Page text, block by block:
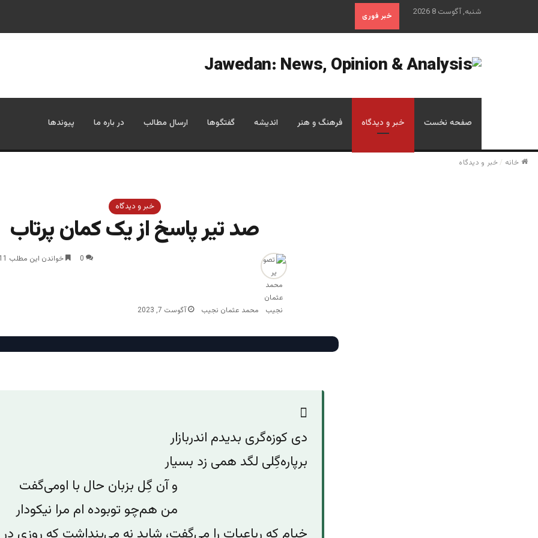
شنبه, آگوست 8 2026 خبر فوری
صفحه نخست خبر و دیدگاه فرهنگ و هنر اندیشه گفتگوها ارسال مطالب در باره ما پیوندها
خانه /خبر و دیدگاه
خبر و دیدگاه
صد تیر پاسخ از یک کمان پرتاب
محمد عثمان نجیب آگوست 7, 2023
0 خواندن این مطلب 11 دقیقه زمان میبرد
دی کوزه‌گری بدیدم اندربازار
برپاره‌گِلی لگد همی زد بسیار
و آن گِل بزبان حال با او‌می‌گفت
من هم‌چو تو‌بوده ام مرا نیکو‌دار